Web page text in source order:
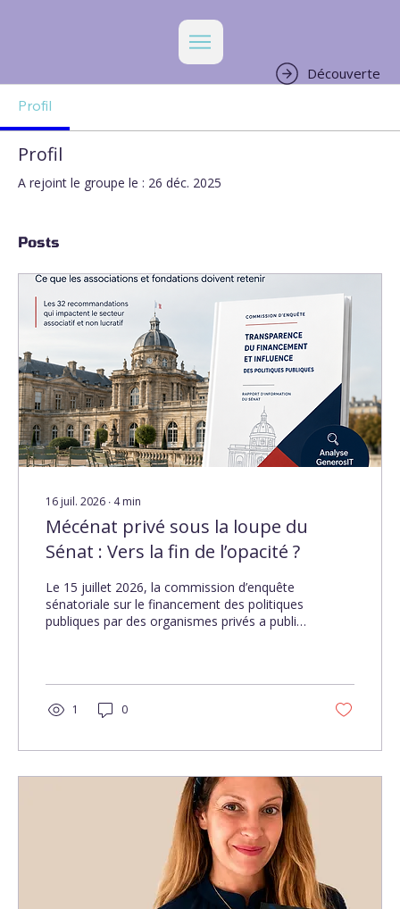
Découverte
Profil
Profil
A rejoint le groupe le : 26 déc. 2025
Posts
16 juil. 2026 ∙ 4 min
Mécénat privé sous la loupe du
Sénat : Vers la fin de l’opacité ?
Le 15 juillet 2026, la commission d’enquête
sénatoriale sur le financement des politiques
publiques par des organismes privés a publié
Pour les associations et fondations d’intérêt
général, le défi consiste à s’armer
technologiquement pour transformer cette
1 0